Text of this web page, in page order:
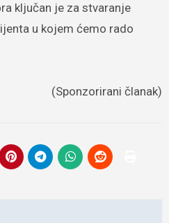
ključan je za stvaranje
u kojem ćemo rado
(Sponzorirani članak)